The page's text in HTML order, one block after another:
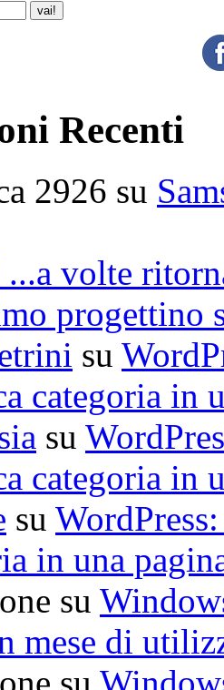
Recenti
2926 su
volte
progettino
su
categoria in
su
categoria in
su
in una
su
mese di